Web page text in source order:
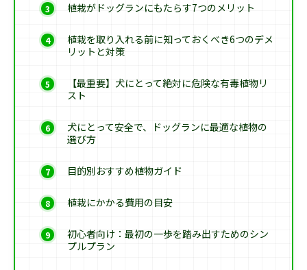
植栽がドッグランにもたらす7つのメリット
植栽を取り入れる前に知っておくべき6つのデメ
リットと対策
【最重要】犬にとって絶対に危険な有毒植物リ
スト
犬にとって安全で、ドッグランに最適な植物の
選び方
目的別おすすめ植物ガイド
植栽にかかる費用の目安
初心者向け：最初の一歩を踏み出すためのシン
プルプラン